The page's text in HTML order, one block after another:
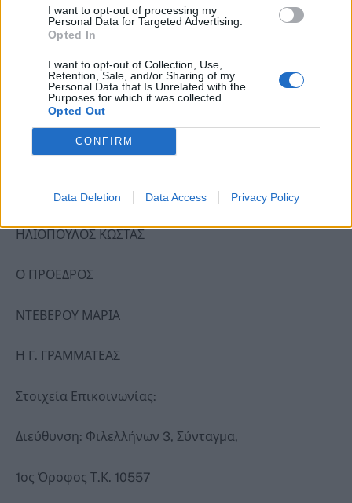
I want to opt-out of processing my
Personal Data for Targeted Advertising.
Opted In
I want to opt-out of Collection, Use,
Retention, Sale, and/or Sharing of my
Personal Data that Is Unrelated with the
Purposes for which it was collected.
Opted Out
CONFIRM
Data Deletion Data Access Privacy Policy
ασφάλειας των δημοτικών εγκαταστάσεων και των
πολιτών.
Το ζήτημα δεν είναι τυπικό. Είναι ζήτημα ποιότητας
υπηρεσιών, επαγγελματικής αξιοπρέπειας και
δημόσιας ασφάλειας.
Με εκτίμηση,
Για το Δ.Σ. του Σωματείο
ΗΛΙΟΠΟΥΛΟΣ ΚΩΣΤΑΣ
Ο ΠΡΟΕΔΡΟΣ
ΝΤΕΒΕΡΟΥ ΜΑΡΙΑ
Η Γ. ΓΡΑΜΜΑΤΕΑΣ
Στοιχεία Επικοινωνίας:
Διεύθυνση: Φιλελλήνων 3, Σύνταγμα,
1ος Όροφος Τ.Κ. 10557